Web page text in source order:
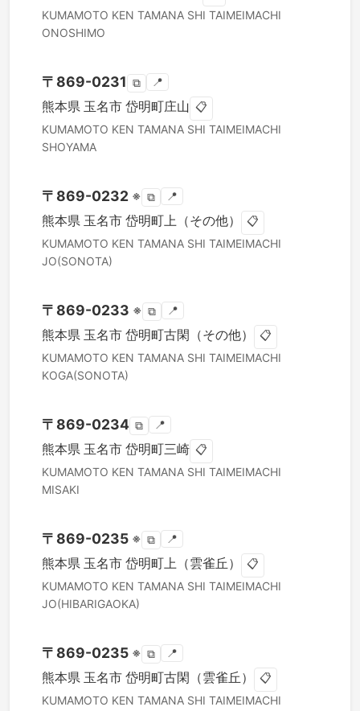
KUMAMOTO KEN TAMANA SHI TAIMEIMACHI
ONOSHIMO
〒 869-0231 ⧉ 📍
熊本県 玉名市 岱明町庄山 📋
KUMAMOTO KEN TAMANA SHI TAIMEIMACHI
SHOYAMA
〒 869-0232 ※ ⧉ 📍
熊本県 玉名市 岱明町上（その他） 📋
KUMAMOTO KEN TAMANA SHI TAIMEIMACHI
JO(SONOTA)
〒 869-0233 ※ ⧉ 📍
熊本県 玉名市 岱明町古閑（その他） 📋
KUMAMOTO KEN TAMANA SHI TAIMEIMACHI
KOGA(SONOTA)
〒 869-0234 ⧉ 📍
熊本県 玉名市 岱明町三崎 📋
KUMAMOTO KEN TAMANA SHI TAIMEIMACHI
MISAKI
〒 869-0235 ※ ⧉ 📍
熊本県 玉名市 岱明町上（雲雀丘） 📋
KUMAMOTO KEN TAMANA SHI TAIMEIMACHI
JO(HIBARIGAOKA)
〒 869-0235 ※ ⧉ 📍
熊本県 玉名市 岱明町古閑（雲雀丘） 📋
KUMAMOTO KEN TAMANA SHI TAIMEIMACHI